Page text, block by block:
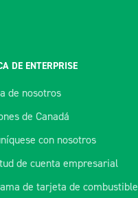
DE ENTERPRISE
de nosotros
de Canadá
con nosotros
de cuenta empresarial
de tarjeta de combustible